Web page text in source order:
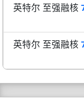
英特尔 至强融核
英特尔 至强融核